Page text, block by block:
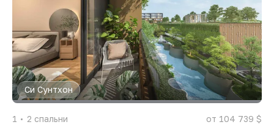
Си Сунтхон
1 2 спальни от 104 739 $